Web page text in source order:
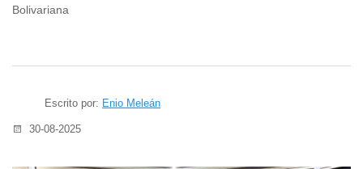
Bolivariana
Escrito por: Enio Meleán
30-08-2025